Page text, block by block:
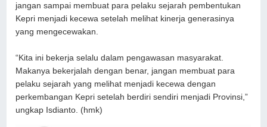
jangan sampai membuat para pelaku sejarah pembentukan
Kepri menjadi kecewa setelah melihat kinerja generasinya
yang mengecewakan.
“Kita ini bekerja selalu dalam pengawasan masyarakat.
Makanya bekerjalah dengan benar, jangan membuat para
pelaku sejarah yang melihat menjadi kecewa dengan
perkembangan Kepri setelah berdiri sendiri menjadi Provinsi,”
ungkap Isdianto. (hmk)